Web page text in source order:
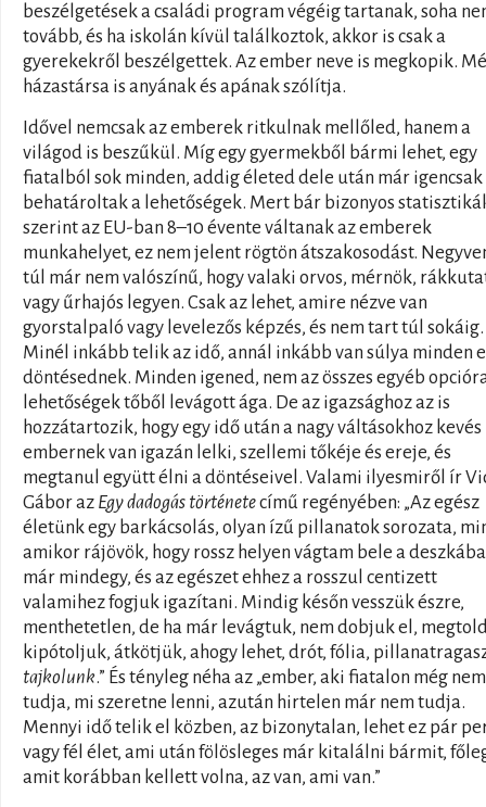
beszélgetések a családi program végéig tartanak, soha
tovább, és ha iskolán kívül találkoztok, akkor is csak a
gyerekekről beszélgettek. Az ember neve is megkopik.
házastársa is anyának és apának szólítja.
Idővel nemcsak az emberek ritkulnak mellőled, hanem a
világod is beszűkül. Míg egy gyermekből bármi lehet, egy
fiatalból sok minden, addig életed dele után már igencsak
behatároltak a lehetőségek. Mert bár bizonyos
szerint az EU-ban 8–10 évente váltanak az emberek
munkahelyet, ez nem jelent rögtön átszakosodást.
túl már nem valószínű, hogy valaki orvos, mérnök,
vagy űrhajós legyen. Csak az lehet, amire nézve van
gyorstalpaló vagy levelezős képzés, és nem tart túl sokáig.
Minél inkább telik az idő, annál inkább van súlya minden
döntésednek. Minden igened, nem az összes egyéb
lehetőségek tőből levágott ága. De az igazsághoz az is
hozzátartozik, hogy egy idő után a nagy váltásokhoz kevés
embernek van igazán lelki, szellemi tőkéje és ereje, és
megtanul együtt élni a döntéseivel. Valami ilyesmiről ír
Gábor az Egy dadogás történetecímű regényében: „Az egész
életünk egy barkácsolás, olyan ízű pillanatok sorozata,
amikor rájövök, hogy rossz helyen vágtam bele a
már mindegy, és az egészet ehhez a rosszul centizett
valamihez fogjuk igazítani. Mindig későn vesszük észre,
menthetetlen, de ha már levágtuk, nem dobjuk el,
kipótoljuk, átkötjük, ahogy lehet, drót, fólia,
tajkolunk.” És tényleg néha az „ember, aki fiatalon még nem
tudja, mi szeretne lenni, azután hirtelen már nem tudja.
Mennyi idő telik el közben, az bizonytalan, lehet ez pár
vagy fél élet, ami után fölösleges már kitalálni bármit,
amit korábban kellett volna, az van, ami van.”